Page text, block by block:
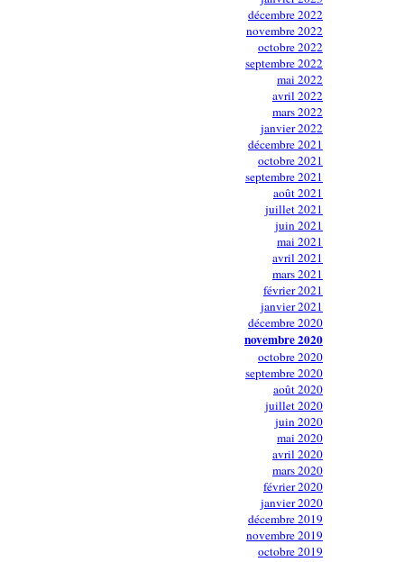
décembre 2022
novembre 2022
octobre 2022
septembre 2022
mai 2022
avril 2022
mars 2022
janvier 2022
décembre 2021
octobre 2021
septembre 2021
août 2021
juillet 2021
juin 2021
mai 2021
avril 2021
mars 2021
février 2021
janvier 2021
décembre 2020
novembre 2020
octobre 2020
septembre 2020
août 2020
juillet 2020
juin 2020
mai 2020
avril 2020
mars 2020
février 2020
janvier 2020
décembre 2019
novembre 2019
octobre 2019